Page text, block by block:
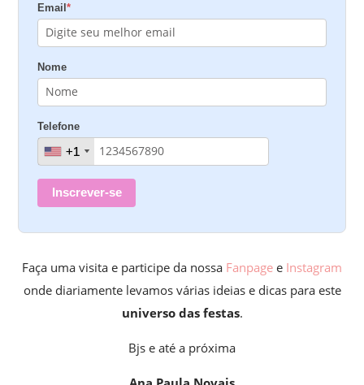
Email*
Nome
Telefone
+1
+1
Inscrever-se
Faça uma visita e participe da nossa Fanpage e Instagram
onde diariamente levamos várias ideias e dicas para este
universo das festas.
Bjs e até a próxima